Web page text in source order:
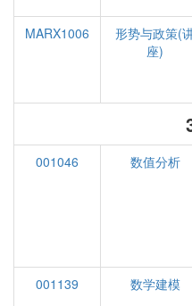
MARX1006
形势与政策(
座)
001046 数值分析
001139
数学建模